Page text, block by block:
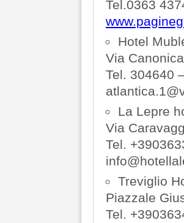
Tel.0363
Hotel
Via
Tel. 304640
La Lepre
Via
Tel.
Treviglio
Piazzale
Tel.